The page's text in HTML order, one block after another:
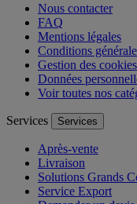
Nous contacter
FAQ
Mentions légales
Conditions
Gestion des cookies
Données
Voir toutes nos
Services Services
Après-vente
Livraison
Solutions Grands
Service Export